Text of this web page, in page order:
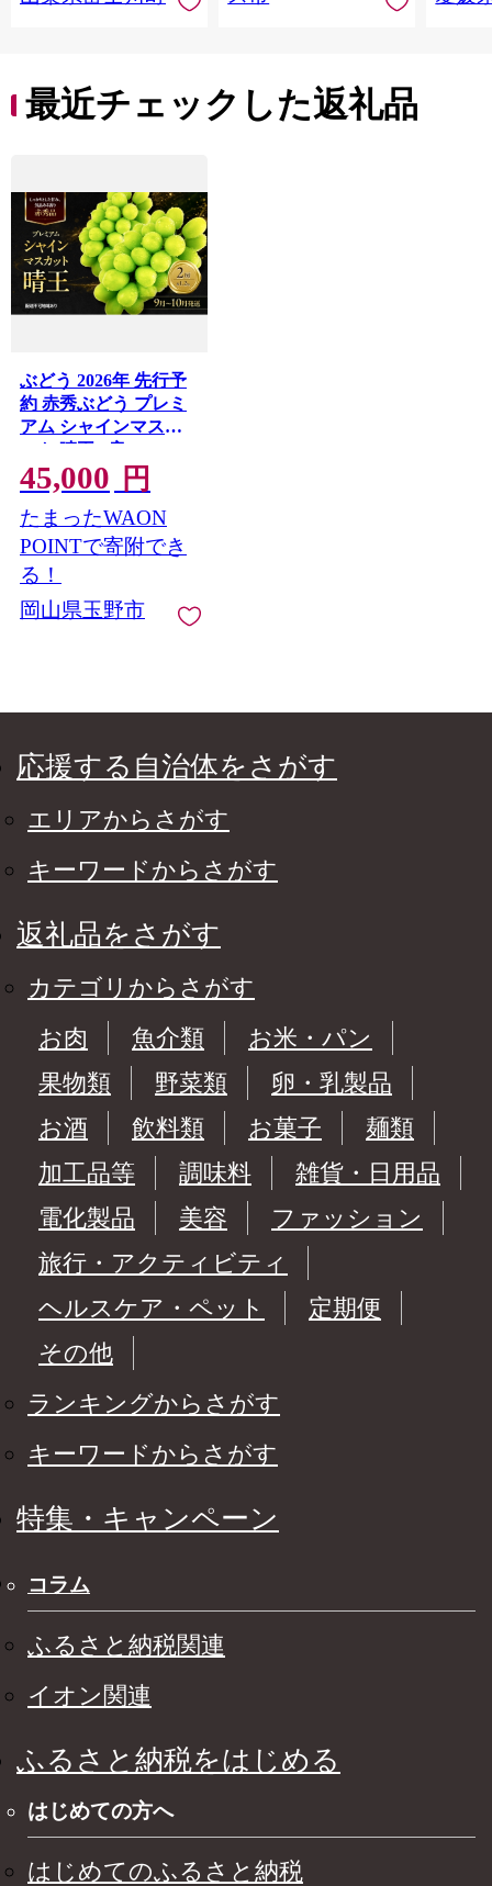
最近チェックした返礼品
ぶどう 2026年 先行予
約 赤秀ぶどう プレミ
アム シャインマスカ
ット 晴王 2房 1.2kg 9
月～10月発送 船穂産
赤秀品 皮ごと食べる
みずみずしい 糖度保
証 岡山県産 満天フル
ーツ
45,000 円
たまったWAON
POINTで寄附でき
る！
岡山県玉野市
応援する自治体をさがす
エリアからさがす
キーワードからさがす
返礼品をさがす
カテゴリからさがす
お肉
魚介類
お米・パン
果物類
野菜類
卵・乳製品
お酒
飲料類 お菓子
麺類
加工品等
調味料
雑貨・日用品
電化製品
美容
ファッション
旅行・アクティビティ
ヘルスケア・ペット
定期便
その他
ランキングからさがす
キーワードからさがす
特集・キャンペーン
コラム
ふるさと納税関連
イオン関連
ふるさと納税をはじめる
はじめての方へ
はじめてのふるさと納税